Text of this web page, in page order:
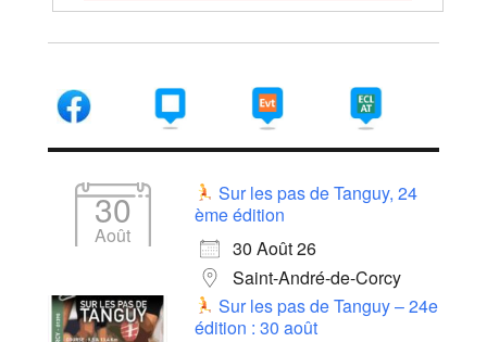
30
Août
Sur les pas de Tanguy, 24
ème édition
30 Août 26
Saint-André-de-Corcy
Sur les pas de Tanguy – 24e
édition : 30 août